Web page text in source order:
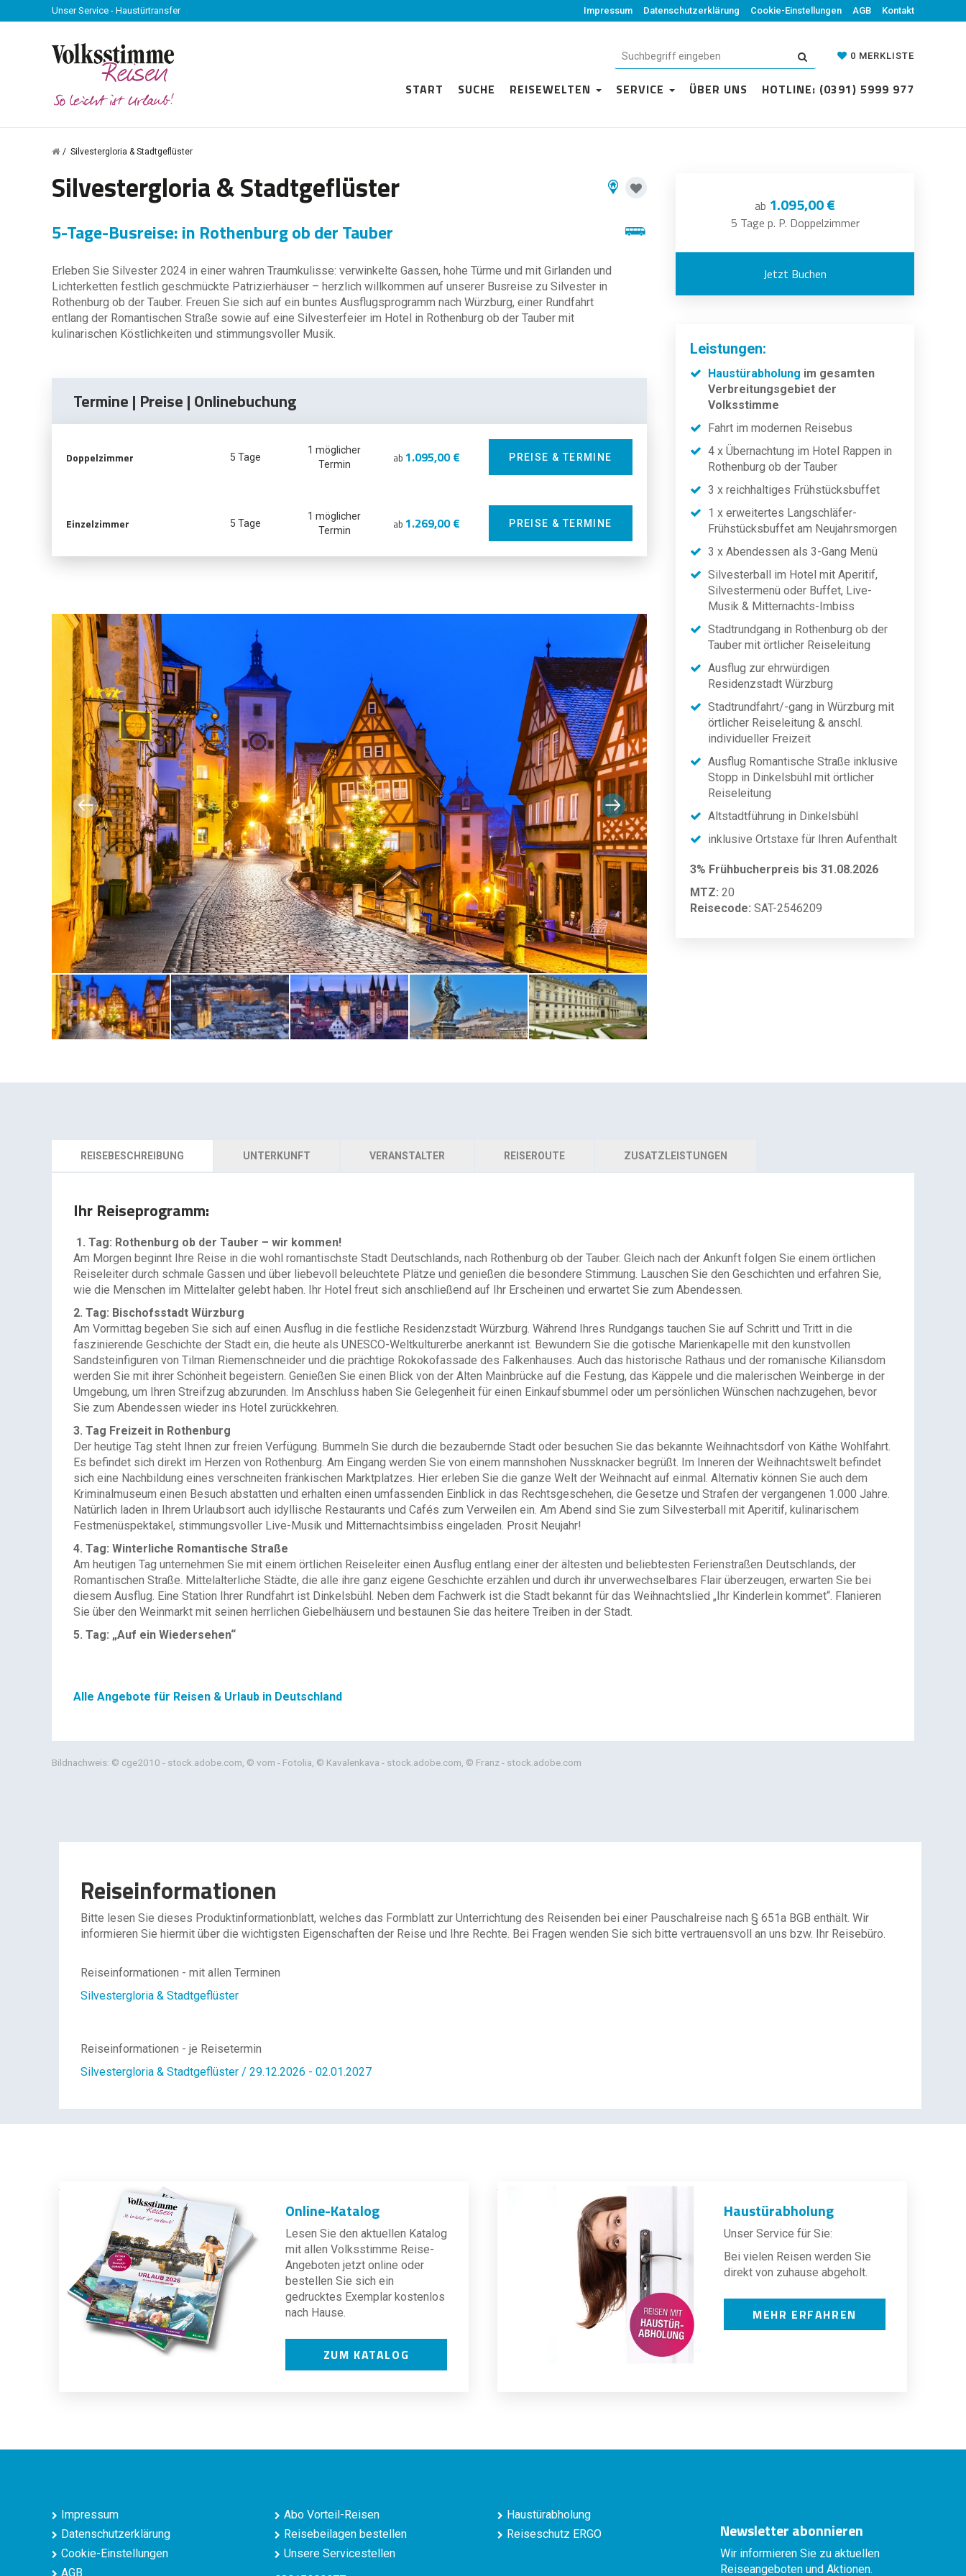
Unser Service - Haustürtransfer Impressum Datenschutzerklärung Cookie-Einstellungen AGB Kontakt
0 MERKLISTE
START SUCHE REISEWELTEN SERVICE ÜBER UNS HOTLINE: (0391) 5999 977
Silvestergloria & Stadtgeflüster
Silvestergloria & Stadtgeflüster
5-Tage-Busreise: in Rothenburg ob der Tauber
Erleben Sie Silvester 2024 in einer wahren Traumkulisse: verwinkelte Gassen, hohe Türme und mit Girlanden und
Lichterketten festlich geschmückte Patrizierhäuser – herzlich willkommen auf unserer Busreise zu Silvester in
Rothenburg ob der Tauber. Freuen Sie sich auf ein buntes Ausflugsprogramm nach Würzburg, einer Rundfahrt
entlang der Romantischen Straße sowie auf eine Silvesterfeier im Hotel in Rothenburg ob der Tauber mit
kulinarischen Köstlichkeiten und stimmungsvoller Musik.
Termine | Preise | Onlinebuchung
Doppelzimmer 5 Tage
1 möglicher
Termin
ab 1.095,00 € PREISE & TERMINE
Einzelzimmer 5 Tage
1 möglicher
Termin
ab 1.269,00 € PREISE & TERMINE
ab 1.095,00 €
5 Tage p. P. Doppelzimmer
Jetzt Buchen
Leistungen:
Haustürabholung im gesamten
Verbreitungsgebiet der
Volksstimme
Fahrt im modernen Reisebus
4 x Übernachtung im Hotel Rappen in
Rothenburg ob der Tauber
3 x reichhaltiges Frühstücksbuffet
1 x erweitertes Langschläfer-
Frühstücksbuffet am Neujahrsmorgen
3 x Abendessen als 3-Gang Menü
Silvesterball im Hotel mit Aperitif,
Silvestermenü oder Buffet, Live-
Musik & Mitternachts-Imbiss
Stadtrundgang in Rothenburg ob der
Tauber mit örtlicher Reiseleitung
Ausflug zur ehrwürdigen
Residenzstadt Würzburg
Stadtrundfahrt/-gang in Würzburg mit
örtlicher Reiseleitung & anschl.
individueller Freizeit
Ausflug Romantische Straße inklusive
Stopp in Dinkelsbühl mit örtlicher
Reiseleitung
Altstadtführung in Dinkelsbühl
inklusive Ortstaxe für Ihren Aufenthalt
3% Frühbucherpreis bis 31.08.2026
MTZ: 20
Reisecode: SAT-2546209
REISEBESCHREIBUNG UNTERKUNFT VERANSTALTER REISEROUTE ZUSATZLEISTUNGEN
Ihr Reiseprogramm:
1. Tag: Rothenburg ob der Tauber – wir kommen!
Am Morgen beginnt Ihre Reise in die wohl romantischste Stadt Deutschlands, nach Rothenburg ob der Tauber. Gleich nach der Ankunft folgen Sie einem örtlichen
Reiseleiter durch schmale Gassen und über liebevoll beleuchtete Plätze und genießen die besondere Stimmung. Lauschen Sie den Geschichten und erfahren Sie,
wie die Menschen im Mittelalter gelebt haben. Ihr Hotel freut sich anschließend auf Ihr Erscheinen und erwartet Sie zum Abendessen.
2. Tag: Bischofsstadt Würzburg
Am Vormittag begeben Sie sich auf einen Ausflug in die festliche Residenzstadt Würzburg. Während Ihres Rundgangs tauchen Sie auf Schritt und Tritt in die
faszinierende Geschichte der Stadt ein, die heute als UNESCO-Weltkulturerbe anerkannt ist. Bewundern Sie die gotische Marienkapelle mit den kunstvollen
Sandsteinfiguren von Tilman Riemenschneider und die prächtige Rokokofassade des Falkenhauses. Auch das historische Rathaus und der romanische Kiliansdom
werden Sie mit ihrer Schönheit begeistern. Genießen Sie einen Blick von der Alten Mainbrücke auf die Festung, das Käppele und die malerischen Weinberge in der
Umgebung, um Ihren Streifzug abzurunden. Im Anschluss haben Sie Gelegenheit für einen Einkaufsbummel oder um persönlichen Wünschen nachzugehen, bevor
Sie zum Abendessen wieder ins Hotel zurückkehren.
3. Tag Freizeit in Rothenburg
Der heutige Tag steht Ihnen zur freien Verfügung. Bummeln Sie durch die bezaubernde Stadt oder besuchen Sie das bekannte Weihnachtsdorf von Käthe Wohlfahrt.
Es befindet sich direkt im Herzen von Rothenburg. Am Eingang werden Sie von einem mannshohen Nussknacker begrüßt. Im Inneren der Weihnachtswelt befindet
sich eine Nachbildung eines verschneiten fränkischen Marktplatzes. Hier erleben Sie die ganze Welt der Weihnacht auf einmal. Alternativ können Sie auch dem
Kriminalmuseum einen Besuch abstatten und erhalten einen umfassenden Einblick in das Rechtsgeschehen, die Gesetze und Strafen der vergangenen 1.000 Jahre.
Natürlich laden in Ihrem Urlaubsort auch idyllische Restaurants und Cafés zum Verweilen ein. Am Abend sind Sie zum Silvesterball mit Aperitif, kulinarischem
Festmenüspektakel, stimmungsvoller Live-Musik und Mitternachtsimbiss eingeladen. Prosit Neujahr!
4. Tag: Winterliche Romantische Straße
Am heutigen Tag unternehmen Sie mit einem örtlichen Reiseleiter einen Ausflug entlang einer der ältesten und beliebtesten Ferienstraßen Deutschlands, der
Romantischen Straße. Mittelalterliche Städte, die alle ihre ganz eigene Geschichte erzählen und durch ihr unverwechselbares Flair überzeugen, erwarten Sie bei
diesem Ausflug. Eine Station Ihrer Rundfahrt ist Dinkelsbühl. Neben dem Fachwerk ist die Stadt bekannt für das Weihnachtslied „Ihr Kinderlein kommet“. Flanieren
Sie über den Weinmarkt mit seinen herrlichen Giebelhäusern und bestaunen Sie das heitere Treiben in der Stadt.
5. Tag: „Auf ein Wiedersehen“
Alle Angebote für Reisen & Urlaub in Deutschland
Bildnachweis: © cge2010 - stock.adobe.com, © vom - Fotolia, © Kavalenkava - stock.adobe.com, © Franz - stock.adobe.com
Reiseinformationen
Bitte lesen Sie dieses Produktinformationblatt, welches das Formblatt zur Unterrichtung des Reisenden bei einer Pauschalreise nach § 651a BGB enthält. Wir
informieren Sie hiermit über die wichtigsten Eigenschaften der Reise und Ihre Rechte. Bei Fragen wenden Sie sich bitte vertrauensvoll an uns bzw. Ihr Reisebüro.
Reiseinformationen - mit allen Terminen
Silvestergloria & Stadtgeflüster
Reiseinformationen - je Reisetermin
Silvestergloria & Stadtgeflüster / 29.12.2026 - 02.01.2027
Online-Katalog
Lesen Sie den aktuellen Katalog
mit allen Volksstimme Reise-
Angeboten jetzt online oder
bestellen Sie sich ein
gedrucktes Exemplar kostenlos
nach Hause.
ZUM KATALOG
Haustürabholung
Unser Service für Sie:
Bei vielen Reisen werden Sie
direkt von zuhause abgeholt.
MEHR ERFAHREN
Impressum
Datenschutzerklärung
Cookie-Einstellungen
AGB
Abo Vorteil-Reisen
Reisebeilagen bestellen
Unsere Servicestellen
Haustürabholung
Reiseschutz ERGO
Newsletter abonnieren
Wir informieren Sie zu aktuellen
Reiseangeboten und Aktionen.